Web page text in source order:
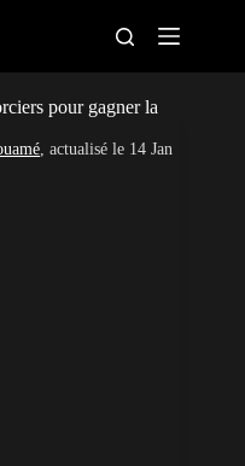
pour gagner la
, actualisé le 14 Jan